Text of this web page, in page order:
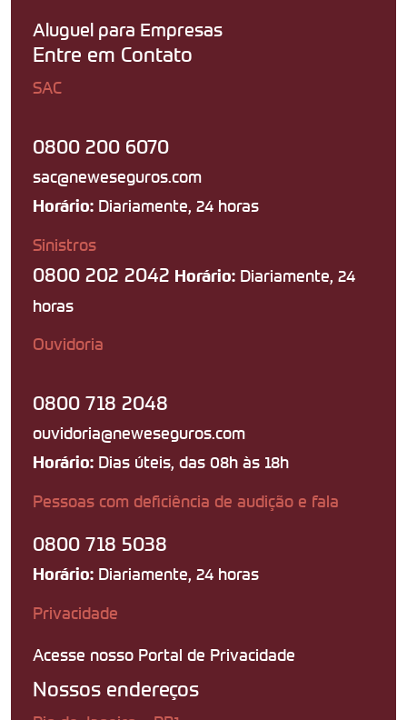
Aluguel para Empresas
Entre em Contato
SAC
0800 200 6070
sac@neweseguros.com
Horário: Diariamente, 24 horas
Sinistros
0800 202 2042 Horário: Diariamente, 24
horas
Ouvidoria
0800 718 2048
ouvidoria@neweseguros.com
Horário: Dias úteis, das 08h às 18h
Pessoas com deficiência de audição e fala
0800 718 5038
Horário: Diariamente, 24 horas
Privacidade
Acesse nosso Portal de Privacidade
Nossos endereços